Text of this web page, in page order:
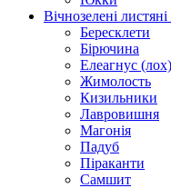
Вічнозелені
Бересклети
Бірючина
Елеагнус (лох)
Жимолость
Кизильники
Лавровишня
Магонія
Падуб
Піраканти
Самшит